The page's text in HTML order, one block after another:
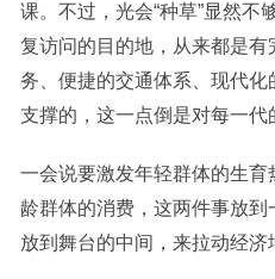
课。不过，光会“种草”显然不
复访问的目的地，从来都是有
务、便捷的交通体系、现代
支撑的，这一点倒是对每一代
一会说要激发年轻群体的生
龄群体的消费，这两件事放到
放到舞台的中间，来拉动经济